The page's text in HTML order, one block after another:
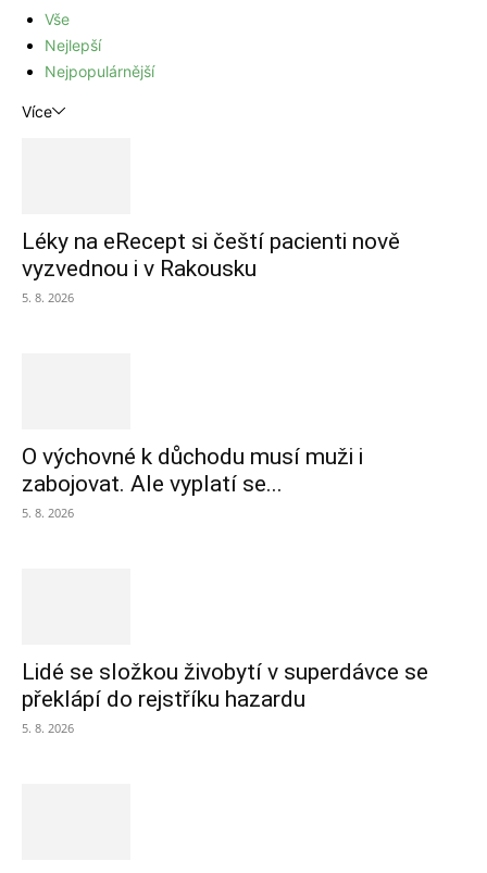
Vše
Nejlepší
Nejpopulárnější
Více
Léky na eRecept si čeští pacienti nově
vyzvednou i v Rakousku
5. 8. 2026
O výchovné k důchodu musí muži i
zabojovat. Ale vyplatí se...
5. 8. 2026
Lidé se složkou živobytí v superdávce se
překlápí do rejstříku hazardu
5. 8. 2026